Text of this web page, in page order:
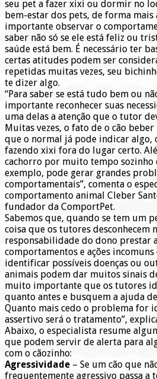
seu pet a fazer xixi ou dormir no
bem-estar dos pets, de forma mais
importante observar o
saber não só se ele está feliz ou
saúde está bem. É necessário ter
certas atitudes podem ser
repetidas muitas vezes, seu
te dizer algo.
“Para saber se está tudo bem ou
importante reconhecer suas
uma delas a atenção que o tutor
Muitas vezes, o fato de o cão
que o normal já pode indicar algo,
fazendo xixi fora do lugar certo.
cachorro por muito tempo sozinho
exemplo, pode gerar grandes
comportamentais”, comenta o
comportamento animal Cleber
fundador da ComportPet.
Sabemos que, quando se tem um
coisa que os tutores desconhecem
responsabilidade do dono prestar
comportamentos e ações incomuns
identificar possíveis doenças ou
animais podem dar muitos sinais
muito importante que os tutores
quanto antes e busquem a ajuda
Quanto mais cedo o problema for
assertivo será o tratamento”,
Abaixo, o especialista resume
que podem servir de alerta para
com o cãozinho:
Agressividade – Se um cão que
frequentemente agressivo passa a